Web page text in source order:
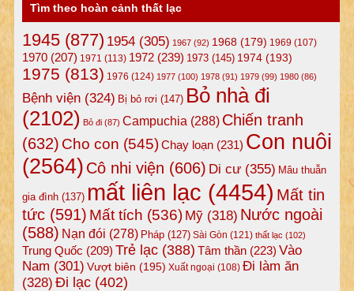
Tìm theo hoàn cảnh thất lạc
1945(877) 1954(305) 1967(92) 1968(179) 1969 (107)
1970(207) 1971 (113) 1972(239) 1973(145) 1974(193)
1975 (813) 1976 (124) 1977(100) 1978(91) 1979(99) 1980(86)
Bệnh viện(324) Bị bỏ rơi (147) Bỏ nhà đi
(2102) Bỏ đi(87) Campuchia (288) Chiến tranh
(632) Cho con (545)Chạy loạn(231) Con nuôi
(2564) Cô nhi viện (606) Di cư(355) Mâu thuẫn
gia đình(137) mất liên lạc (4454) Mất tin
tức(591) Mất tích (536) Mỹ(318) Nước ngoài
(588) Nạn đói (278) Pháp(127) Sài Gòn (121) thất lạc (102)
Trung Quốc (209) Trẻ lạc(388) Tâm thần(223) Vào
Nam (301) Vượt biên (195) Xuất ngoại (108) Đi làm ăn
(328) Đi lạc(402)